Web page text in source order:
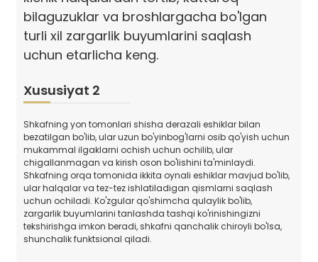
bilaguzuklar va broshlargacha bo'lgan
turli xil zargarlik buyumlarini saqlash
uchun etarlicha keng.
Xususiyat 2
Shkafning yon tomonlari shisha derazali eshiklar bilan
bezatilgan bo'lib, ular uzun bo'yinbog'larni osib qo'yish uchun
mukammal ilgaklarni ochish uchun ochilib, ular
chigallanmagan va kirish oson bo'lishini ta'minlaydi.
Shkafning orqa tomonida ikkita oynali eshiklar mavjud bo'lib,
ular halqalar va tez-tez ishlatiladigan qismlarni saqlash
uchun ochiladi. Ko'zgular qo'shimcha qulaylik bo'lib,
zargarlik buyumlarini tanlashda tashqi ko'rinishingizni
tekshirishga imkon beradi, shkafni qanchalik chiroyli bo'lsa,
shunchalik funktsional qiladi.